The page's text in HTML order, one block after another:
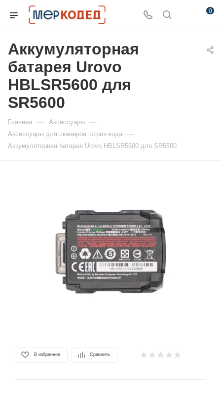
0
Аккумуляторная
батарея Urovo
HBLSR5600 для
SR5600
Главная — Аксессуары —
Аксессуары для сканеров штрих-кода —
Аккумуляторная батарея Urovo HBLSR5600 для SR5600
В избранное Сравнить